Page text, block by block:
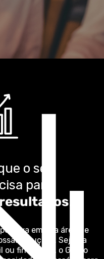
o seu
para
.
em sua área de
soluções. Seja na
financeira, o Grupo